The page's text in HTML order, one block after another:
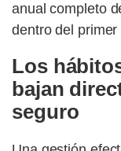
anual completo
dentro del primer
Los
bajan
seguro